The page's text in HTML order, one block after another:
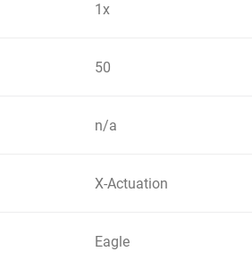
1x
50
n/a
X-Actuation
Eagle